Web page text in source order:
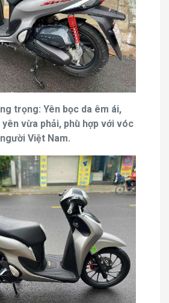
trọng: Yên bọc da êm ái,
vừa phải, phù hợp với vóc
Việt Nam.